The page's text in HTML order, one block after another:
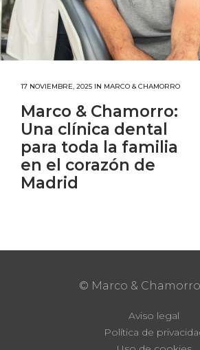
17 NOVIEMBRE, 2025 IN MARCO & CHAMORRO
Marco & Chamorro:
Una clínica dental
para toda la familia
en el corazón de
Madrid
© Marco & Chamorro
Aviso legal
Política de